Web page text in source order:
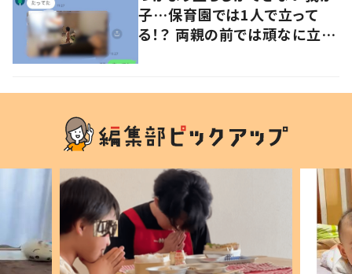
子…保育園では1人で立って
る！？ 両親の前では頑なに立た